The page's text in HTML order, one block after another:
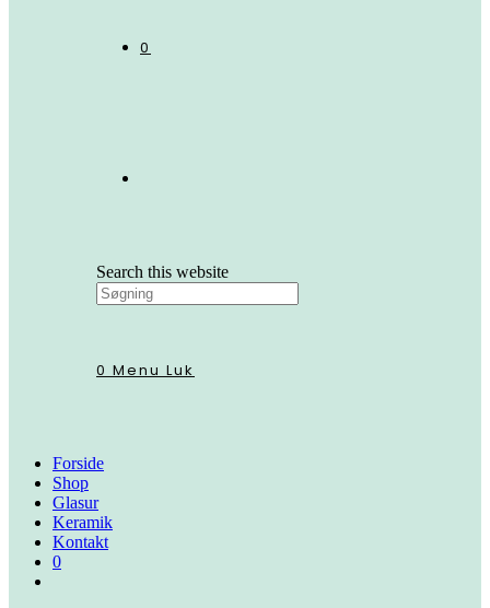
0
Search this website
0 Menu Luk
Forside
Shop
Glasur
Keramik
Kontakt
0